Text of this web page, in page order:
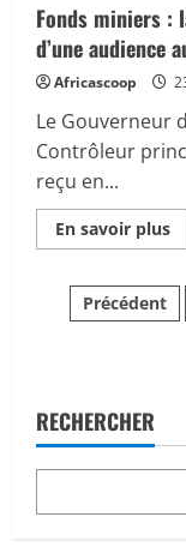
la
Fonds miniers :
d’une audience
Africascoop
Le Gouverneur
Contrôleur
reçu en...
En savoir plusEn
:
Précédent
RECHERCHER